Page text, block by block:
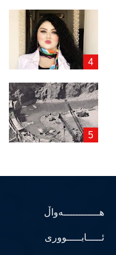
هــــــــــــەواڵ
ئـــــابـــــووری